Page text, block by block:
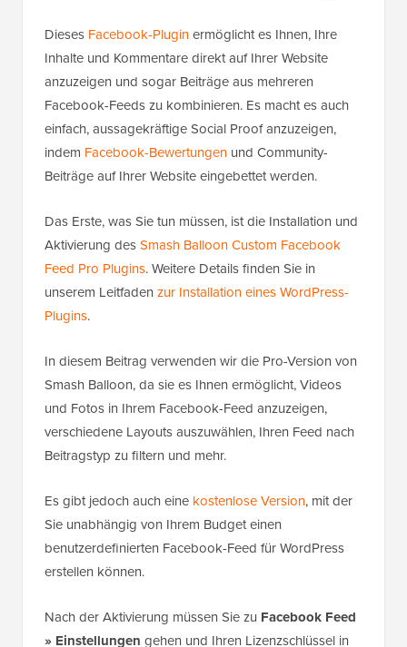
Dieses Facebook-Pluginermöglicht es Ihnen, Ihre
Inhalte und Kommentare direkt auf Ihrer Website
anzuzeigen und sogar Beiträge aus mehreren
Facebook-Feeds zu kombinieren. Es macht es auch
einfach, aussagekräftige Social Proof anzuzeigen,
indem Facebook-Bewertungen und Community-
Beiträge auf Ihrer Website eingebettet werden.
Das Erste, was Sie tun müssen, ist die Installation und
Aktivierung desSmash Balloon Custom Facebook
Feed Pro Plugins. Weitere Details finden Sie in
unserem Leitfaden zur Installation eines WordPress-
Plugins.
In diesem Beitrag verwenden wir die Pro-Version von
Smash Balloon, da sie es Ihnen ermöglicht, Videos
und Fotos in Ihrem Facebook-Feed anzuzeigen,
verschiedene Layouts auszuwählen, Ihren Feed nach
Beitragstyp zu filtern und mehr.
Es gibt jedoch auch eine kostenlose Version, mit der
Sie unabhängig von Ihrem Budget einen
benutzerdefinierten Facebook-Feed für WordPress
erstellen können.
Nach der Aktivierung müssen Sie zu Facebook Feed
» Einstellungen gehen und Ihren Lizenzschlüssel in